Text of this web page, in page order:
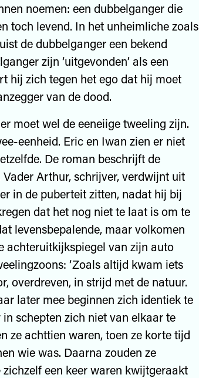
noemen: een dubbelganger die
toch levend. In het unheimliche zoals
de dubbelganger een bekend
zijn ‘uitgevonden’ als een
hij zich tegen het ego dat hij moet
van de dood.
moet wel de eeneiige tweeling zijn.
eenheid. Eric en Iwan zien er niet
De roman beschrijft de
Arthur, schrijver, verdwijnt uit
in de puberteit zitten, nadat hij bij
dat het nog niet te laat is om te
levensbepalende, maar volkomen
achteruitkijkspiegel van zijn auto
‘Zoals altijd kwam iets
overdreven, in strijd met de natuur.
later mee beginnen zich identiek te
schepten zich niet van elkaar te
ze achttien waren, toen ze korte tijd
wie was. Daarna zouden ze
een keer waren kwijtgeraakt